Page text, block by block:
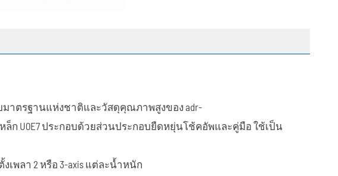
าตรฐานแห่งชาติและวัสดุคุณภาพสูงของ adr-
หล็ก U0E7 ประกอบด้วยส่วนประกอบยืดหยุ่นโช้คอัพและคู่มือ ใช้เป็น
งเพลา 2 หรือ 3-axis แต่ละน้ำหนัก